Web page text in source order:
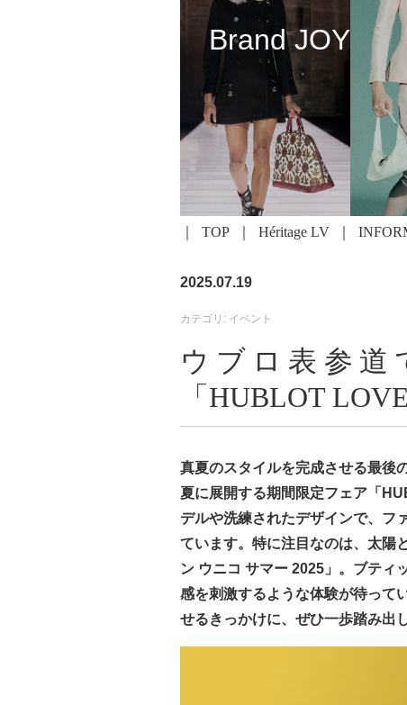
Brand JOY
TOP Héritage LV
2025.07.19
カテゴリ: イベント
ウブロ表参道
「HUBLOT
真夏のスタイルを完成させる最後
夏に展開する期間限定フェア「
デルや洗練されたデザインで、フ
ています。特に注目なのは、太陽
ン ウニコ サマー 2025」。ブティ
感を刺激するような体験が待って
せるきっかけに、ぜひ一歩踏み出